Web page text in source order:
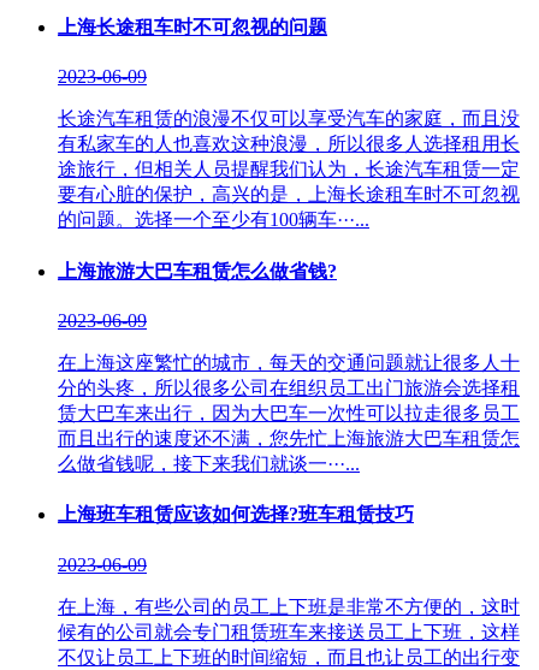
上海长途租车时不可忽视的问题
2023-06-09
长途汽车租赁的浪漫不仅可以享受汽车的家庭，而且没
有私家车的人也喜欢这种浪漫，所以很多人选择租用长
途旅行，但相关人员提醒我们认为，长途汽车租赁一定
要有心脏的保护，高兴的是，上海长途租车时不可忽视
的问题。选择一个至少有100辆车···...
上海旅游大巴车租赁怎么做省钱?
2023-06-09
在上海这座繁忙的城市，每天的交通问题就让很多人十
分的头疼，所以很多公司在组织员工出门旅游会选择租
赁大巴车来出行，因为大巴车一次性可以拉走很多员工
而且出行的速度还不满，您先忙上海旅游大巴车租赁怎
么做省钱呢，接下来我们就谈一···...
上海班车租赁应该如何选择?班车租赁技巧
2023-06-09
在上海，有些公司的员工上下班是非常不方便的，这时
候有的公司就会专门租赁班车来接送员工上下班，这样
不仅让员工上下班的时间缩短，而且也让员工的出行变